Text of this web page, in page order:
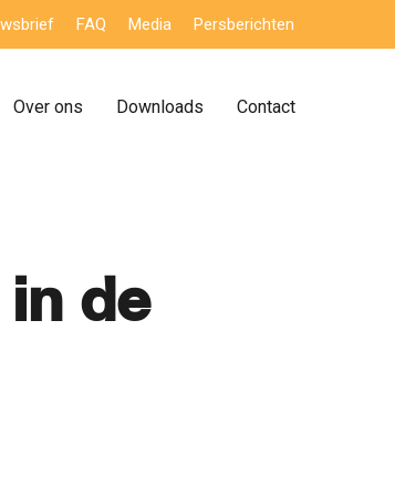
FAQ Media Persberichten
Over ons Downloads Contact
de